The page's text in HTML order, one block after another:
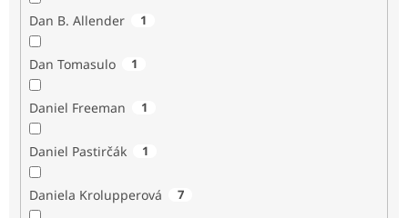
Dan B. Allender 1
Dan Tomasulo 1
Daniel Freeman 1
Daniel Pastirčák 1
Daniela Krolupperová 7